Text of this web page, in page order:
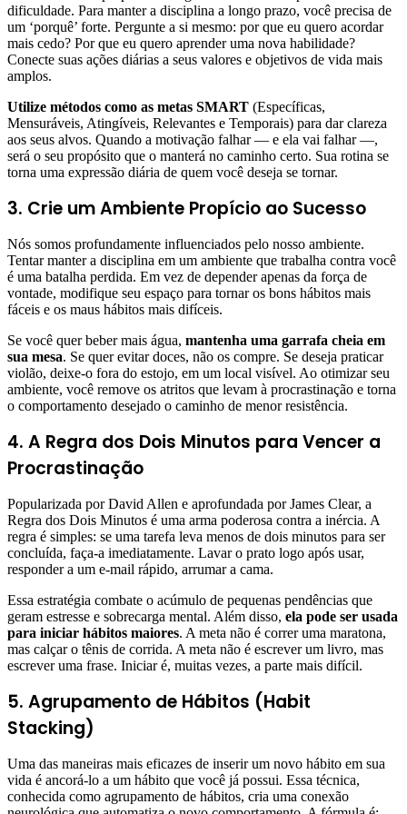
dificuldade. Para manter a disciplina a longo prazo, você precisa de
um ‘porquê’ forte. Pergunte a si mesmo: por que eu quero acordar
mais cedo? Por que eu quero aprender uma nova habilidade?
Conecte suas ações diárias a seus valores e objetivos de vida mais
amplos.
Utilize métodos como as metas SMART (Específicas,
Mensuráveis, Atingíveis, Relevantes e Temporais) para dar clareza
aos seus alvos. Quando a motivação falhar — e ela vai falhar —,
será o seu propósito que o manterá no caminho certo. Sua rotina se
torna uma expressão diária de quem você deseja se tornar.
3. Crie um Ambiente Propício ao Sucesso
Nós somos profundamente influenciados pelo nosso ambiente.
Tentar manter a disciplina em um ambiente que trabalha contra você
é uma batalha perdida. Em vez de depender apenas da força de
vontade, modifique seu espaço para tornar os bons hábitos mais
fáceis e os maus hábitos mais difíceis.
Se você quer beber mais água, mantenha uma garrafa cheia em
sua mesa. Se quer evitar doces, não os compre. Se deseja praticar
violão, deixe-o fora do estojo, em um local visível. Ao otimizar seu
ambiente, você remove os atritos que levam à procrastinação e torna
o comportamento desejado o caminho de menor resistência.
4. A Regra dos Dois Minutos para Vencer a
Procrastinação
Popularizada por David Allen e aprofundada por James Clear, a
Regra dos Dois Minutos é uma arma poderosa contra a inércia. A
regra é simples: se uma tarefa leva menos de dois minutos para ser
concluída, faça-a imediatamente. Lavar o prato logo após usar,
responder a um e-mail rápido, arrumar a cama.
Essa estratégia combate o acúmulo de pequenas pendências que
geram estresse e sobrecarga mental. Além disso, ela pode ser usada
para iniciar hábitos maiores. A meta não é correr uma maratona,
mas calçar o tênis de corrida. A meta não é escrever um livro, mas
escrever uma frase. Iniciar é, muitas vezes, a parte mais difícil.
5. Agrupamento de Hábitos (Habit
Stacking)
Uma das maneiras mais eficazes de inserir um novo hábito em sua
vida é ancorá-lo a um hábito que você já possui. Essa técnica,
conhecida como agrupamento de hábitos, cria uma conexão